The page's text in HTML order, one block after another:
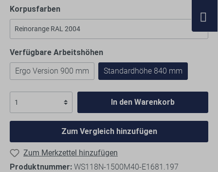
Korpusfarben
Verfügbare Arbeitshöhen
Ergo Version 900 mm
Standardhöhe 840 mm
In den Warenkorb
Zum Vergleich hinzufügen
Zum Merkzettel hinzufügen
Produktnummer: WS118N-1500M40-E1681.197